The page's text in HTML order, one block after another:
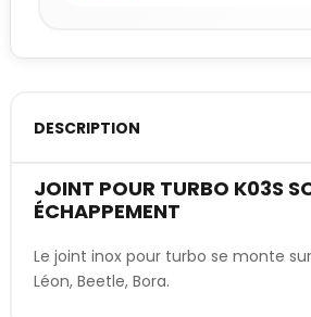
DESCRIPTION
JOINT POUR TURBO K03S
ÉCHAPPEMENT
Le joint inox pour turbo se monte
Léon, Beetle, Bora.